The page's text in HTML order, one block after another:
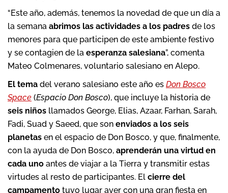
“Este año, además, tenemos la novedad de que un día a
la semana abrimos las actividades a los padres de los
menores para que participen de este ambiente festivo
y se contagien de la esperanza salesiana”, comenta
Mateo Colmenares, voluntario salesiano en Alepo.
El tema del verano salesiano este año es Don Bosco
Space (Espacio Don Bosco), que incluye la historia de
seis niños llamados George, Elias, Azaar, Farhan, Sarah,
Fadi, Suad y Saeed, que son enviados a los seis
planetas en el espacio de Don Bosco, y que, finalmente,
con la ayuda de Don Bosco, aprenderán una virtud en
cada uno antes de viajar a la Tierra y transmitir estas
virtudes al resto de participantes. El cierre del
campamento tuvo lugar ayer con una gran fiesta en